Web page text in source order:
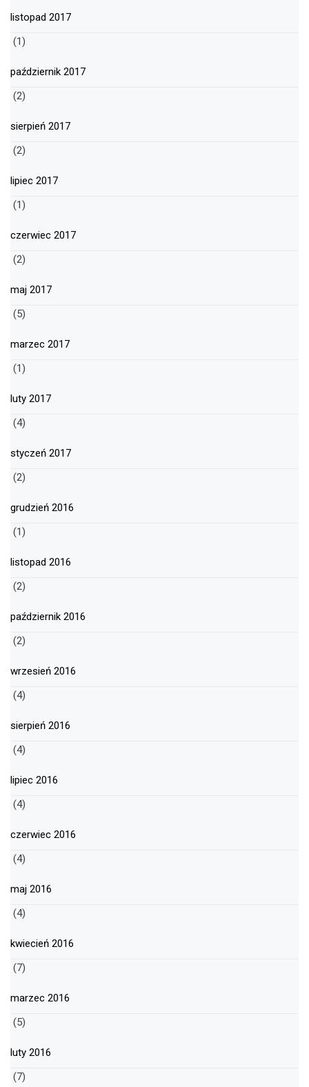
listopad 2017
(1)
październik 2017
(2)
sierpień 2017
(2)
lipiec 2017
(1)
czerwiec 2017
(2)
maj 2017
(5)
marzec 2017
(1)
luty 2017
(4)
styczeń 2017
(2)
grudzień 2016
(1)
listopad 2016
(2)
październik 2016
(2)
wrzesień 2016
(4)
sierpień 2016
(4)
lipiec 2016
(4)
czerwiec 2016
(4)
maj 2016
(4)
kwiecień 2016
(7)
marzec 2016
(5)
luty 2016
(7)